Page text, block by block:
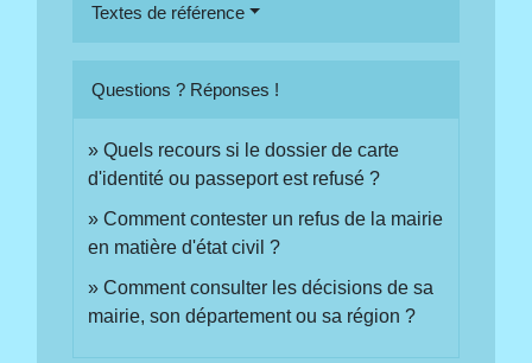
Textes de référence
Questions ? Réponses !
Quels recours si le dossier de carte
d'identité ou passeport est refusé ?
Comment contester un refus de la mairie
en matière d'état civil ?
Comment consulter les décisions de sa
mairie, son département ou sa région ?